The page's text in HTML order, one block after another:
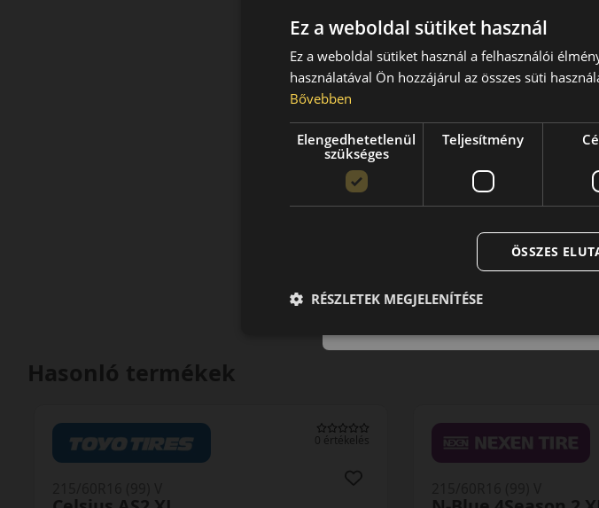
Hasonló termékek
0 értékelés
Ez a weboldal sütiket használ
Ez a weboldal sütiket használ a felhasználói
használatával Ön hozzájárul az összes süti
Bővebben
Elengedhetetlenül
szükséges
Teljesítmény
ÖSSZES
RÉSZLETEK MEGJELENÍTÉSE